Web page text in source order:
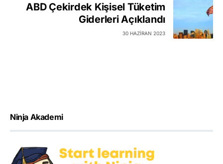
ABD Çekirdek Kişisel Tüketim
Giderleri Açıklandı
30 HAZIRAN 2023
Ninja Akademi